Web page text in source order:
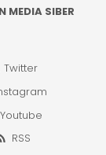
MEDIA SIBER
Twitter
Youtube
RSS